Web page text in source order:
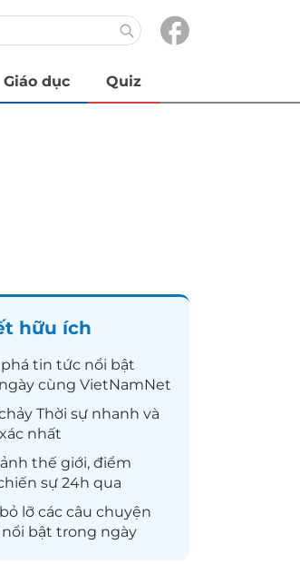
Giáo dục Quiz
hữu ích
tin tức nổi bật
cùng VietNamNet
Thời sự nhanh và
nhất
thế giới, điểm
sự 24h qua
lỡ các câu chuyện
bật trong ngày